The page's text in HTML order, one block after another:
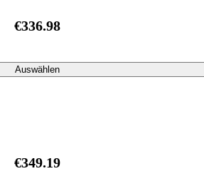
€336.98
Auswählen
€349.19